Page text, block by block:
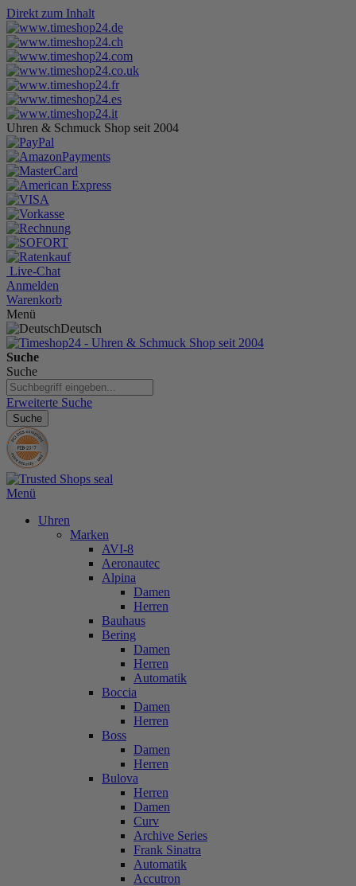
Direkt zum Inhalt
Uhren & Schmuck Shop seit 2004
Live-Chat
Anmelden
Warenkorb
Menü
Deutsch
Suche
Suche
Erweiterte Suche
Suche
Menü
Uhren
Marken
AVI-8
Aeronautec
Alpina
Damen
Herren
Bauhaus
Bering
Damen
Herren
Automatik
Boccia
Damen
Herren
Boss
Damen
Herren
Bulova
Herren
Damen
Curv
Archive Series
Frank Sinatra
Automatik
Accutron